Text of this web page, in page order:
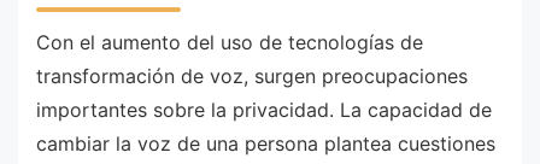
Con el aumento del uso de tecnologías de
transformación de voz, surgen preocupaciones
importantes sobre la privacidad. La capacidad de
cambiar la voz de una persona plantea cuestiones